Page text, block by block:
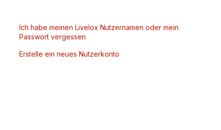
Ich habe meinen Livelox Nutzernamen oder mein
Passwort vergessen
Erstelle ein neues Nutzerkonto